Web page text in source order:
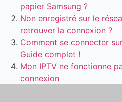
papier Samsung ?
Non enregistré sur le
retrouver la connexion ?
Comment se connecter
Guide complet !
Mon IPTV ne fonctionne
connexion